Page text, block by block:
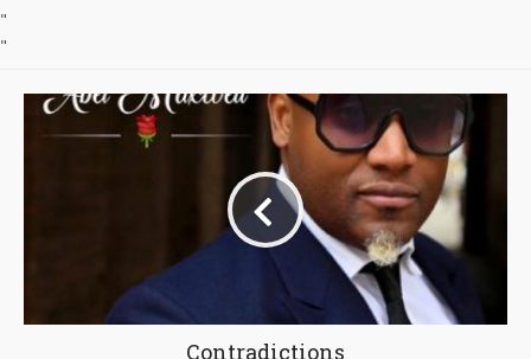
"
"
Contradictions